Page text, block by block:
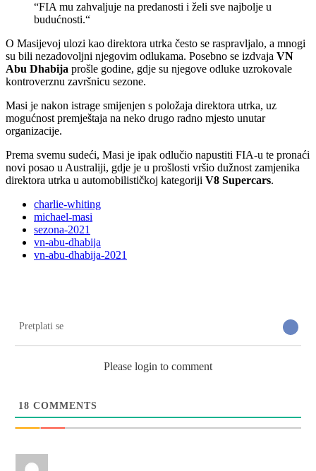
“FIA mu zahvaljuje na predanosti i želi sve najbolje u
budućnosti.“
O Masijevoj ulozi kao direktora utrka često se raspravljalo, a mnogi
su bili nezadovoljni njegovim odlukama. Posebno se izdvaja VN
Abu Dhabija prošle godine, gdje su njegove odluke uzrokovale
kontroverznu završnicu sezone.
Masi je nakon istrage smijenjen s položaja direktora utrka, uz
mogućnost premještaja na neko drugo radno mjesto unutar
organizacije.
Prema svemu sudeći, Masi je ipak odlučio napustiti FIA-u te pronaći
novi posao u Australiji, gdje je u prošlosti vršio dužnost zamjenika
direktora utrka u automobilističkoj kategoriji V8 Supercars.
charlie-whiting
michael-masi
sezona-2021
vn-abu-dhabija
vn-abu-dhabija-2021
Pretplati se
Please login to comment
18 COMMENTS